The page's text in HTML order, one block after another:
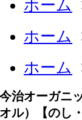
ホーム
ホーム
ホーム
今治オーガニ
オル）【のし